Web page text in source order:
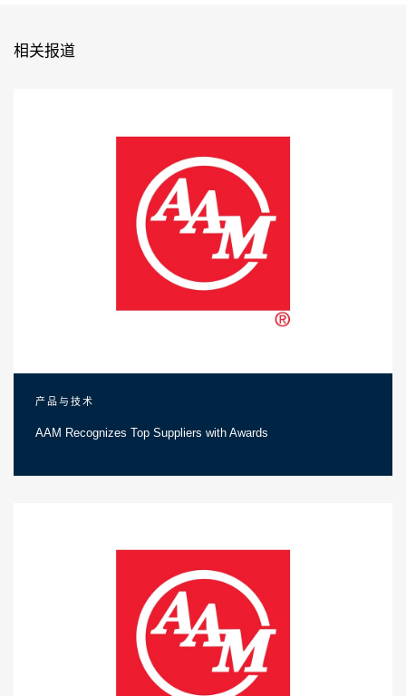
相关报道
产品与技术
AAM Recognizes Top Suppliers with Awards